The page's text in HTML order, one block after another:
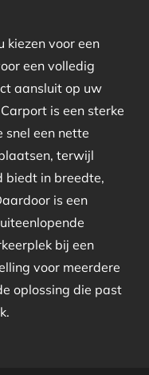
kiezen voor een
een volledig
aansluit op uw
is een sterke
snel een nette
terwijl
biedt in breedte,
is een
bij een
voor meerdere
oplossing die past